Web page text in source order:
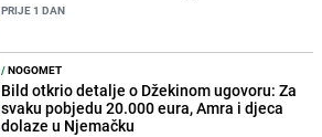
PRIJE 1 DAN
/NOGOMET
Bild otkrio detalje o Džekinom ugovoru: Za
svaku pobjedu 20.000 eura, Amra i djeca
dolaze u Njemačku